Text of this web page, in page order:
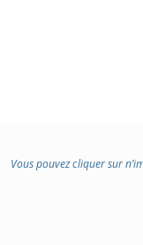
Vous pouvez cliquer sur